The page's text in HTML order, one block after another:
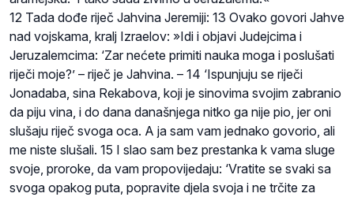
12 Tada dođe riječ Jahvina Jeremiji: 13 Ovako govori Jahve
nad vojskama, kralj Izraelov: »Idi i objavi Judejcima i
Jeruzalemcima: ‘Zar nećete primiti nauka moga i poslušati
riječi moje?’ – riječ je Jahvina. – 14 ‘Ispunjuju se riječi
Jonadaba, sina Rekabova, koji je sinovima svojim zabranio
da piju vina, i do dana današnjega nitko ga nije pio, jer oni
slušaju riječ svoga oca. A ja sam vam jednako govorio, ali
me niste slušali. 15 I slao sam bez prestanka k vama sluge
svoje, proroke, da vam propovijedaju: ‘Vratite se svaki sa
svoga opakog puta, popravite djela svoja i ne trčite za